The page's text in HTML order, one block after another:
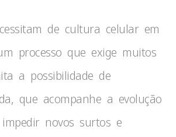
de cultura celular em
processo que exige muitos
a possibilidade de
que acompanhe a evolução
novos surtos e